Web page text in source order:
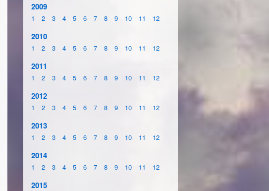
2009
1 2 3 4 5 6 7 8 9 10 11 12
2010
1 2 3 4 5 6 7 8 9 10 11 12
2011
1 2 3 4 5 6 7 8 9 10 11 12
2012
1 2 3 4 5 6 7 8 9 10 11 12
2013
1 2 3 4 5 6 7 8 9 10 11 12
2014
1 2 3 4 5 6 7 8 9 10 11 12
2015